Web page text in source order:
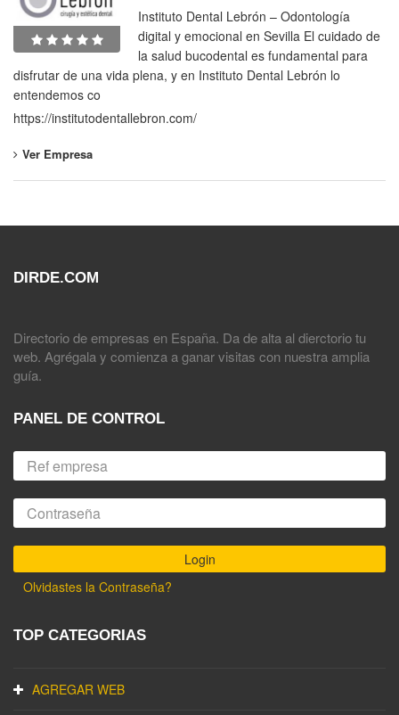
Instituto Dental Lebrón – Odontología
digital y emocional en Sevilla El cuidado de
la salud bucodental es fundamental para
disfrutar de una vida plena, y en Instituto Dental Lebrón lo
entendemos co
https://institutodentallebron.com/
Ver Empresa
DIRDE.COM
Directorio de empresas en España. Da de alta al dierctorio tu
web. Agrégala y comienza a ganar visitas con nuestra amplia
guía.
PANEL DE CONTROL
Olvidastes la Contraseña?
TOP CATEGORIAS
AGREGAR WEB